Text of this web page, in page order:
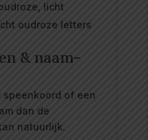
licht
oudroze letters
& naam-
of een
dan de
natuurlijk.